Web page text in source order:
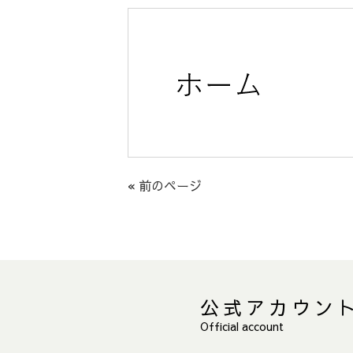
« 前のページ
公式アカウン
Official account